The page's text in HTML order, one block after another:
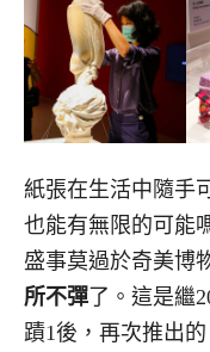
紙張在生活中隨手
也能有無限的可能
盛事莫過於奇美博
所不彈 了。這是繼
蹟1後，再次推出